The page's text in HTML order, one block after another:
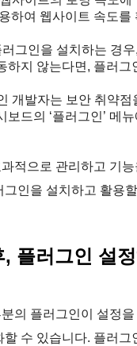
하여 웹사이트 속도
그인을 설치하는 경
하지 않는다면, 플러
개발자는 보안 취약
드의 ‘플러그인’ 메
적으로 관리하고 기
인을 설치하고 활용
플러그인 설정
의 플러그인이 설정
수 있습니다. 플러